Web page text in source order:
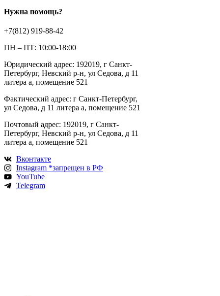
Нужна помощь?
+7(812) 919-88-42
ПН – ПТ: 10:00-18:00
Юридический адрес: 192019, г Санкт-
Петербург, Невский р-н, ул Седова, д 11
литера а, помещение 521
Фактический адрес: г Санкт-Петербург,
ул Седова, д 11 литера а, помещение 521
Почтовый адрес: 192019, г Санкт-
Петербург, Невский р-н, ул Седова, д 11
литера а, помещение 521
Вконтакте
Instagram *запрещен в РФ
YouTube
Telegram